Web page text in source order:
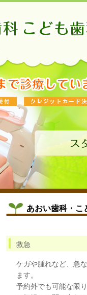
あおい歯科・こ
救急
ケガや腫れなど、急
ます。
予約外でも可能な限